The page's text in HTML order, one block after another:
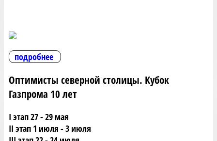
подробнее
Оптимисты северной столицы. Кубок
Газпрома 10 лет
I этап 27 - 29 мая
II этап 1 июля - 3 июля